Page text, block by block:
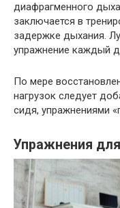
диафрагменного
заключается в
задержке дыхания.
упражнение каждый
По мере
нагрузок следует
сидя, упражнениями
Упражнения